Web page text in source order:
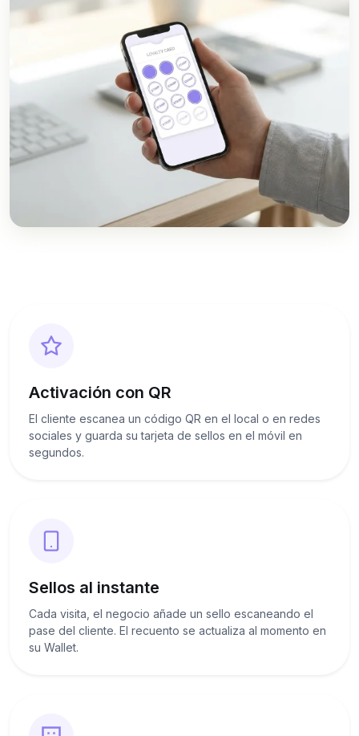
Activación con QR
El cliente escanea un código QR en el local o en redes
sociales y guarda su tarjeta de sellos en el móvil en
segundos.
Sellos al instante
Cada visita, el negocio añade un sello escaneando el
pase del cliente. El recuento se actualiza al momento en
su Wallet.